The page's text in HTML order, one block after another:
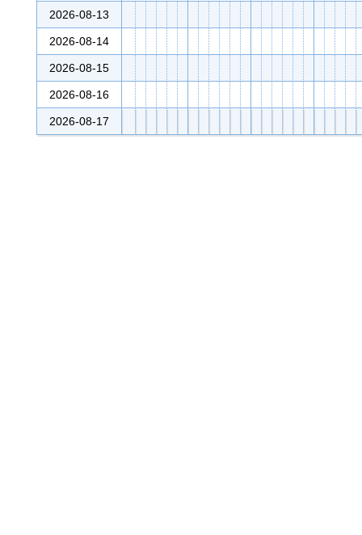
2026-08-13
2026-08-14
2026-08-15
2026-08-16
2026-08-17